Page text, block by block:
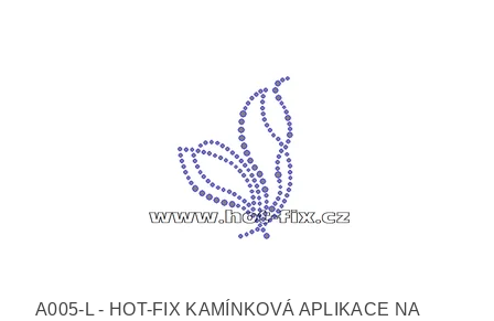
A005-L - HOT-FIX KAMÍNKOVÁ APLIKACE NA